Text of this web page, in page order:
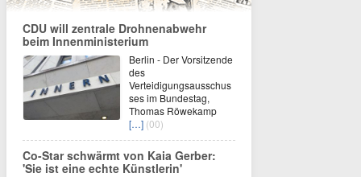
CDU will zentrale Drohnenabwehr
beim Innenministerium
Berlin - Der Vorsitzende
des
Verteidigungsausschus
ses im Bundestag,
Thomas Röwekamp
[…] (00)
Co-Star schwärmt von Kaia Gerber:
'Sie ist eine echte Künstlerin'